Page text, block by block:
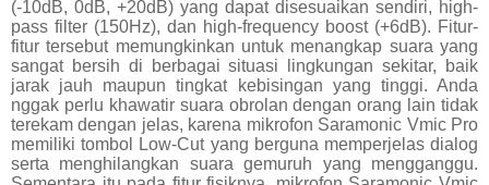
(-10dB, 0dB, +20dB) yang dapat disesuaikan sendiri, high-
pass filter (150Hz), dan high-frequency boost (+6dB). Fitur-
fitur tersebut memungkinkan untuk menangkap suara yang
sangat bersih di berbagai situasi lingkungan sekitar, baik
jarak jauh maupun tingkat kebisingan yang tinggi. Anda
nggak perlu khawatir suara obrolan dengan orang lain tidak
terekam dengan jelas, karena mikrofon Saramonic Vmic Pro
memiliki tombol Low-Cut yang berguna memperjelas dialog
serta menghilangkan suara gemuruh yang mengganggu.